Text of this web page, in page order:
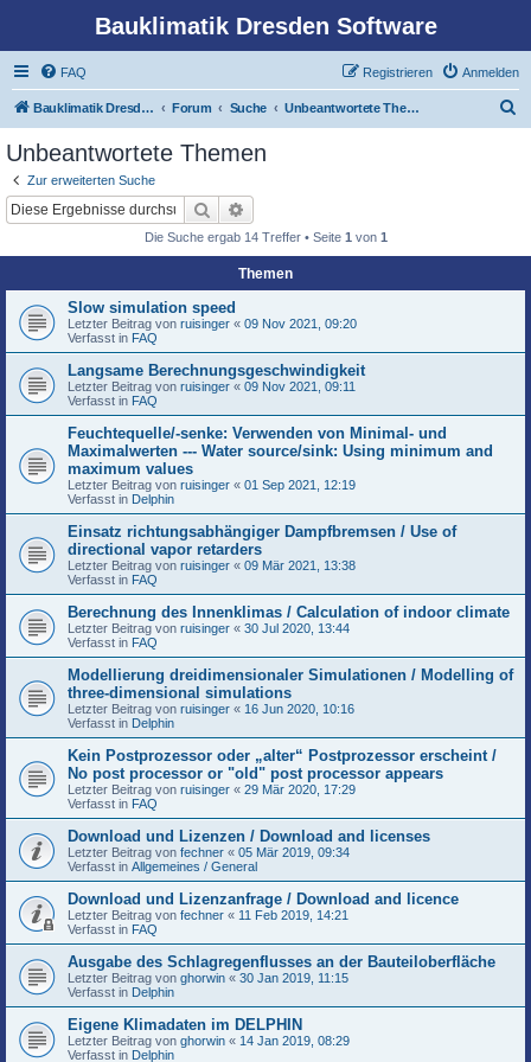
Bauklimatik Dresden Software
FAQ Anmelden
Registrieren
Bauklimatik Dresden Software Forum Suche Unbeantwortete Themen
Unbeantwortete Themen
Zur erweiterten Suche
Suche
Die Suche ergab 14 Treffer • Seite 1 von 1
Themen
Slow simulation speed
Letzter Beitrag von ruisinger « 09 Nov 2021, 09:20
Verfasst in FAQ
Langsame Berechnungsgeschwindigkeit
Letzter Beitrag von ruisinger « 09 Nov 2021, 09:11
Verfasst in FAQ
Feuchtequelle/-senke: Verwenden von Minimal- und
Maximalwerten --- Water source/sink: Using minimum and
maximum values
Letzter Beitrag von ruisinger « 01 Sep 2021, 12:19
Verfasst in Delphin
Einsatz richtungsabhängiger Dampfbremsen / Use of
directional vapor retarders
Letzter Beitrag von ruisinger « 09 Mär 2021, 13:38
Verfasst in FAQ
Berechnung des Innenklimas / Calculation of indoor climate
Letzter Beitrag von ruisinger « 30 Jul 2020, 13:44
Verfasst in FAQ
Modellierung dreidimensionaler Simulationen / Modelling of
three-dimensional simulations
Letzter Beitrag von ruisinger « 16 Jun 2020, 10:16
Verfasst in Delphin
Kein Postprozessor oder „alter“ Postprozessor erscheint /
No post processor or "old" post processor appears
Letzter Beitrag von ruisinger « 29 Mär 2020, 17:29
Verfasst in FAQ
Download und Lizenzen / Download and licenses
Letzter Beitrag von fechner « 05 Mär 2019, 09:34
Verfasst in Allgemeines / General
Download und Lizenzanfrage / Download and licence
Letzter Beitrag von fechner « 11 Feb 2019, 14:21
Verfasst in FAQ
Ausgabe des Schlagregenflusses an der Bauteiloberfläche
Letzter Beitrag von ghorwin « 30 Jan 2019, 11:15
Verfasst in Delphin
Eigene Klimadaten im DELPHIN
Letzter Beitrag von ghorwin « 14 Jan 2019, 08:29
Verfasst in Delphin